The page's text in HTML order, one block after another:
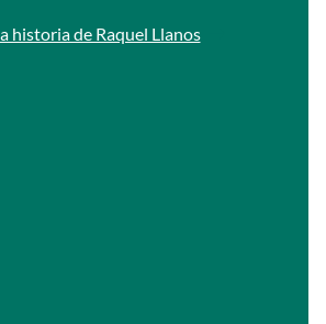
historia de Raquel Llanos